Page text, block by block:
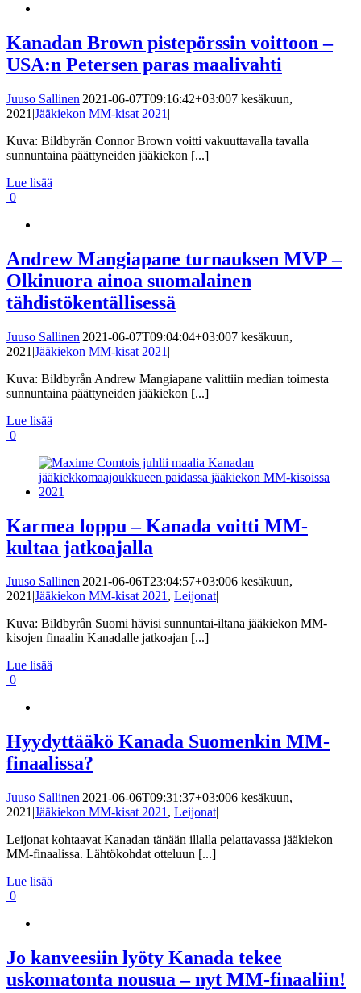
Kanadan Brown pistepörssin voittoon –
USA:n Petersen paras maalivahti
Juuso Sallinen|2021-06-07T09:16:42+03:007 kesäkuun,
2021 |Jääkiekon MM-kisat 2021 |
Kuva: Bildbyrån Connor Brown voitti vakuuttavalla tavalla
sunnuntaina päättyneiden jääkiekon [...]
Lue lisää
0
Andrew Mangiapane turnauksen MVP –
Olkinuora ainoa suomalainen
tähdistökentällisessä
Juuso Sallinen|2021-06-07T09:04:04+03:007 kesäkuun,
2021 |Jääkiekon MM-kisat 2021 |
Kuva: Bildbyrån Andrew Mangiapane valittiin median toimesta
sunnuntaina päättyneiden jääkiekon [...]
Lue lisää
0
Karmea loppu – Kanada voitti MM-
kultaa jatkoajalla
Juuso Sallinen|2021-06-06T23:04:57+03:006 kesäkuun,
2021|Jääkiekon MM-kisat 2021, Leijonat|
Kuva: Bildbyrån Suomi hävisi sunnuntai-iltana jääkiekon MM-
kisojen finaalin Kanadalle jatkoajan [...]
Lue lisää
0
Hyydyttääkö Kanada Suomenkin MM-
finaalissa?
Juuso Sallinen|2021-06-06T09:31:37+03:006 kesäkuun,
2021 |Jääkiekon MM-kisat 2021 , Leijonat|
Leijonat kohtaavat Kanadan tänään illalla pelattavassa jääkiekon
MM-finaalissa. Lähtökohdat otteluun [...]
Lue lisää
0
Jo kanveesiin lyöty Kanada tekee
uskomatonta nousua – nyt MM-finaaliin!